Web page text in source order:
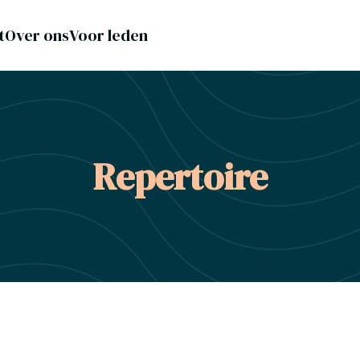
Over onsVoor leden
Repertoire